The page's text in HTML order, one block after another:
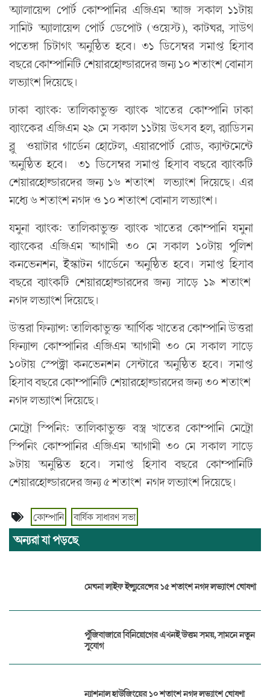
অ্যালায়েন্স পোর্ট কোম্পানির এজিএম আজ সকাল ১১টায়
সামিট অ্যালায়েন্স পোর্ট ডেপোট (ওয়েস্ট), কাটঘর, সাউথ
পতেঙ্গা চিটাগং অনুষ্ঠিত হবে। ৩১ ডিসেম্বর সমাপ্ত হিসাব
বছরে কোম্পানিটি শেয়ারহোল্ডারদের জন্য ১০ শতাংশ বোনাস
লভ্যাংশ দিয়েছে।
ঢাকা ব্যাংক: তালিকাভুক্ত ব্যাংক খাতের কোম্পানি ঢাকা
ব্যাংকের এজিএম ২৯ মে সকাল ১১টায় উৎসব হল, র‍্যাডিসন
ব্লু ওয়াটার গার্ডেন হোটেল, এয়ারপোর্ট রোড, ক্যান্টমেন্টে
অনুষ্ঠিত হবে। ৩১ ডিসেম্বর সমাপ্ত হিসাব বছরে ব্যাংকটি
শেয়ারহোল্ডারদের জন্য ১৬ শতাংশ লভ্যাংশ দিয়েছে। এর
মধ্যে ৬ শতাংশ নগদ ও ১০ শতাংশ বোনাস লভ্যাংশ।
যমুনা ব্যাংক: তালিকাভুক্ত ব্যাংক খাতের কোম্পানি যমুনা
ব্যাংকের এজিএম আগামী ৩০ মে সকাল ১০টায় পুলিশ
কনভেনশন, ইস্কাটন গার্ডেনে অনুষ্ঠিত হবে। সমাপ্ত হিসাব
বছরে ব্যাংকটি শেয়ারহোল্ডারদের জন্য সাড়ে ১৯ শতাংশ
নগদ লভ্যাংশ দিয়েছে।
উত্তরা ফিন্যান্স: তালিকাভুক্ত আর্থিক খাতের কোম্পানি উত্তরা
ফিন্যান্স কোম্পানির এজিএম আগামী ৩০ মে সকাল সাড়ে
১০টায় স্পেক্ট্রা কনভেনশন সেন্টারে অনুষ্ঠিত হবে। সমাপ্ত
হিসাব বছরে কোম্পানিটি শেয়ারহোল্ডারদের জন্য ৩০ শতাংশ
নগদ লভ্যাংশ দিয়েছে।
মেট্রো স্পিনিং: তালিকাভুক্ত বস্ত্র খাতের কোম্পানি মেট্রো
স্পিনিং কোম্পানির এজিএম আগামী ৩০ মে সকাল সাড়ে
৯টায় অনুষ্টিত হবে। সমাপ্ত হিসাব বছরে কোম্পানিটি
শেয়ারহোল্ডারদের জন্য ৫ শতাংশ নগদ লভ্যাংশ দিয়েছে।
কোম্পানি বার্ষিক সাধারণ সভা
অন্যরা যা পড়ছে
মেঘনা লাইফ ইন্স্যুরেন্সের ১৫ শতাংশ নগদ লভ্যাংশ ঘোষণা
পুঁজিবাজারে বিনিয়োগের এখনই উত্তম সময়, সামনে নতুন
সুযোগ
ন্যাশনাল হাউজিংয়ের ১০ শতাংশ নগদ লভ্যাংশ ঘোষণা